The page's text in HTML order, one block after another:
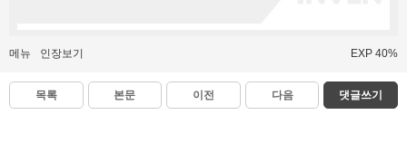
메뉴 인장보기 EXP 40%
목록 본문 이전 다음 댓글쓰기